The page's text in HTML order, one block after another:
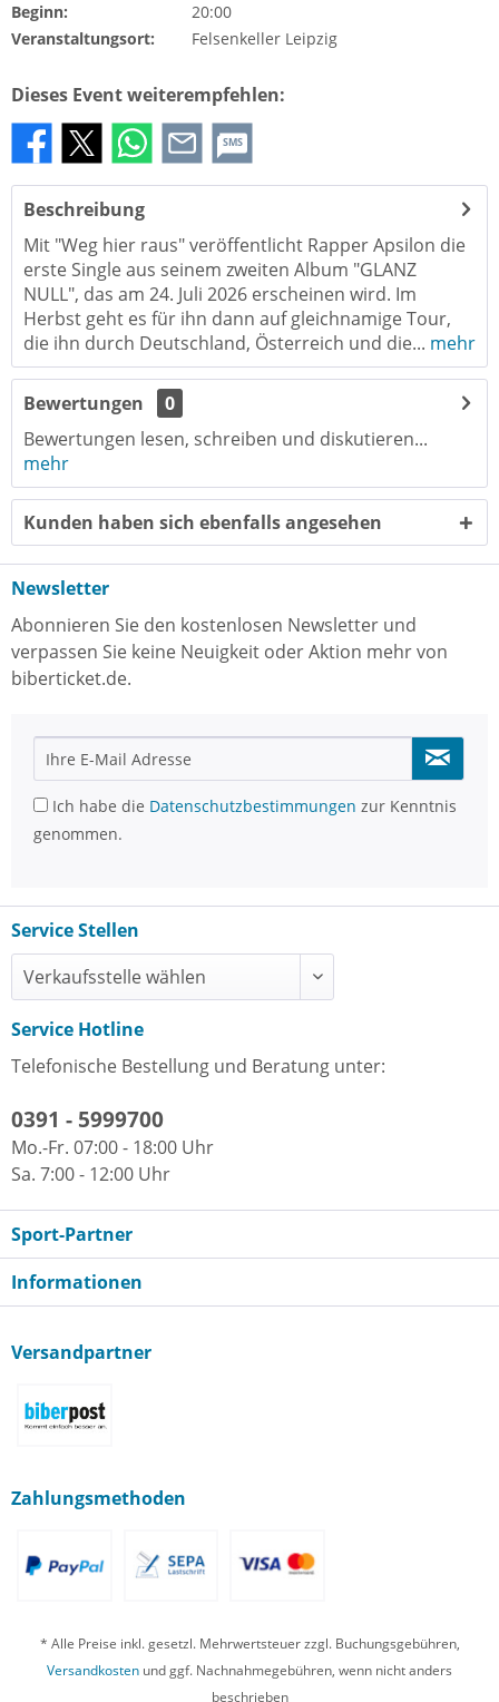
Beginn:
20:00
Veranstaltungsort:
Felsenkeller Leipzig
Dieses Event weiterempfehlen:
SMS
Beschreibung
Mit "Weg hier raus" veröffentlicht Rapper Apsilon die
erste Single aus seinem zweiten Album "GLANZ
NULL", das am 24. Juli 2026 erscheinen wird. Im
Herbst geht es für ihn dann auf gleichnamige Tour,
die ihn durch Deutschland, Österreich und die... mehr
Bewertungen
0
Bewertungen lesen, schreiben und diskutieren...
mehr
Kunden haben sich ebenfalls angesehen
Newsletter
Abonnieren Sie den kostenlosen Newsletter und
verpassen Sie keine Neuigkeit oder Aktion mehr von
biberticket.de.
Ich habe die Datenschutzbestimmungen zur Kenntnis
genommen.
Service Stellen
Service Hotline
Telefonische Bestellung und Beratung unter:
0391 - 5999700
Mo.-Fr. 07:00 - 18:00 Uhr
Sa. 7:00 - 12:00 Uhr
Sport-Partner
Informationen
Versandpartner
Zahlungsmethoden
* Alle Preise inkl. gesetzl. Mehrwertsteuer zzgl. Buchungsgebühren,
Versandkosten und ggf. Nachnahmegebühren, wenn nicht anders
beschrieben